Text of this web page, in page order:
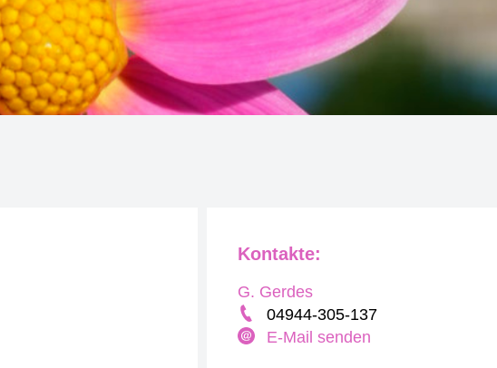
Kontakte:
G. Gerdes
04944-305-137
E-Mail senden